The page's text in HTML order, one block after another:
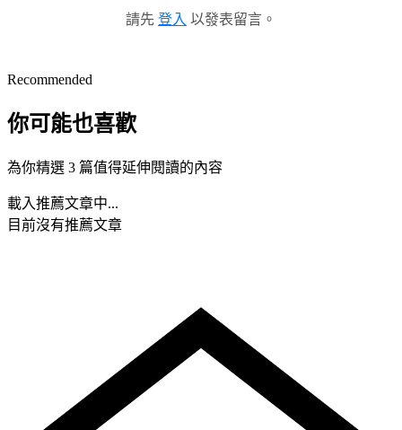
請先 登入 以發表留言。
Recommended
你可能也喜歡
為你精選 3 篇值得延伸閱讀的內容
載入推薦文章中...
目前沒有推薦文章